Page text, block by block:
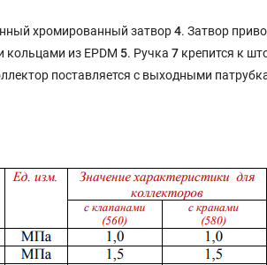
хромированный затвор4. Затвор
кольцами из EPDM 5. Ручка 7 крепится к
поставляется с выходными